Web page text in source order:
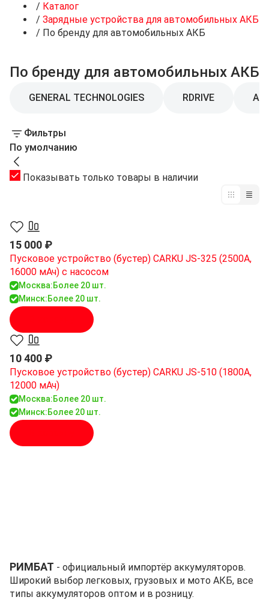
/ Каталог
/ Зарядные устройства для автомобильных АКБ
/ По бренду для автомобильных АКБ
По бренду для автомобильных АКБ
GENERAL TECHNOLOGIES RDRIVE
Фильтры
По умолчанию
Показывать только товары в наличии
15 000 ₽
Пусковое устройство (бустер) CARKU JS-325 (2500A,
16000 мАч) с насосом
Москва:Более 20 шт.
Минск:Более 20 шт.
10 400 ₽
Пусковое устройство (бустер) CARKU JS-510 (1800A,
12000 мАч)
Москва:Более 20 шт.
Минск:Более 20 шт.
РИМБАТ - официальный импортёр аккумуляторов.
Широкий выбор легковых, грузовых и мото АКБ, все
типы аккумуляторов оптом и в розницу.